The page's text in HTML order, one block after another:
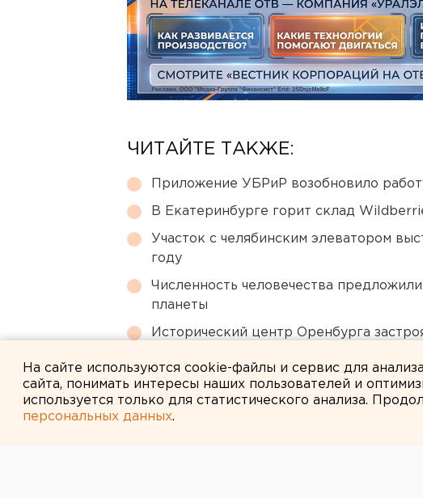
ЧИТАЙТЕ ТАКЖЕ:
Приложение УБРиР возобновило
В Екатеринбурге горит склад
Участок с челябинским элеватором
году
Численность человечества
планеты
Исторический центр Оренбурга
На сайте используются cookie-файлы и сервис для
сайта, понимать интересы наших пользователей и
используется только для статистического анализа.
персональных данных.